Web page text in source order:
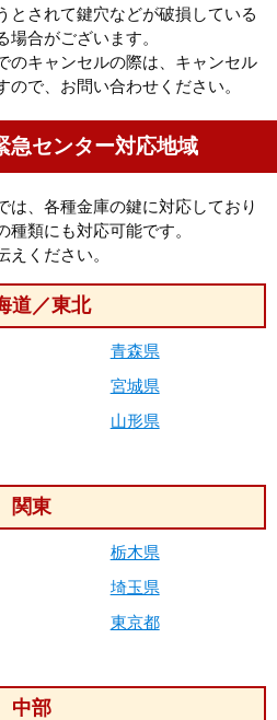
されて鍵穴などが破損している
合がございます。
のキャンセルの際は、キャンセル
で、お問い合わせください。
急センター対応地域
は、各種金庫の鍵に対応しており
種類にも対応可能です。
ください。
道／東北
青森県
宮城県
山形県
関東
栃木県
埼玉県
東京都
中部